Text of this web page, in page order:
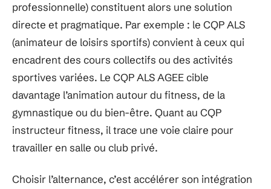
professionnelle) constituent alors une solution
directe et pragmatique. Par exemple : le CQP ALS
(animateur de loisirs sportifs) convient à ceux qui
encadrent des cours collectifs ou des activités
sportives variées. Le CQP ALS AGEE cible
davantage l’animation autour du fitness, de la
gymnastique ou du bien-être. Quant au CQP
instructeur fitness, il trace une voie claire pour
travailler en salle ou club privé.
Choisir l’alternance, c’est accélérer son intégration